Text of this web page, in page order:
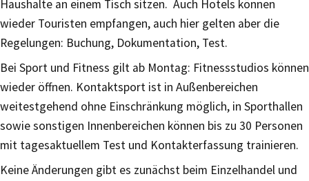
Haushalte an einem Tisch sitzen. Auch Hotels können
wieder Touristen empfangen, auch hier gelten aber die
Regelungen: Buchung, Dokumentation, Test.
Bei Sport und Fitness gilt ab Montag: Fitnessstudios können
wieder öffnen. Kontaktsport ist in Außenbereichen
weitestgehend ohne Einschränkung möglich, in Sporthallen
sowie sonstigen Innenbereichen können bis zu 30 Personen
mit tagesaktuellem Test und Kontakterfassung trainieren.
Keine Änderungen gibt es zunächst beim Einzelhandel und